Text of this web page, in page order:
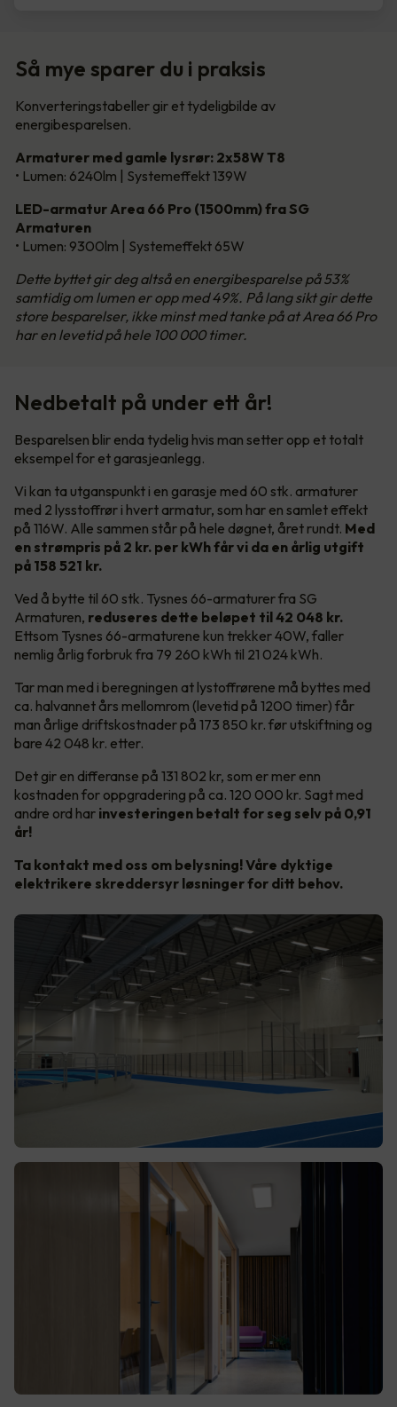
Så mye sparer du i praksis
Konverteringstabeller gir et tydeligbilde av
energibesparelsen.
Armaturer med gamle lysrør: 2x58W T8
• Lumen: 6240lm | Systemeffekt 139W
LED-armatur Area 66 Pro (1500mm) fra SG
Armaturen
• Lumen: 9300lm | Systemeffekt 65W
Dette byttet gir deg altså en energibesparelse på 53%
samtidig om lumen er opp med 49%. På lang sikt gir dette
store besparelser, ikke minst med tanke på at Area 66 Pro
har en levetid på hele 100 000 timer.
Nedbetalt på under ett år!
Besparelsen blir enda tydelig hvis man setter opp et totalt
eksempel for et garasjeanlegg.
Vi kan ta utganspunkt i en garasje med 60 stk. armaturer
med 2 lysstoffrør i hvert armatur, som har en samlet effekt
på 116W. Alle sammen står på hele døgnet, året rundt. Med
en strømpris på 2 kr. per kWh får vi da en årlig utgift
på 158 521 kr.
Ved å bytte til 60 stk. Tysnes 66-armaturer fra SG
Armaturen, reduseres dette beløpet til 42 048 kr.
Ettsom Tysnes 66-armaturene kun trekker 40W, faller
nemlig årlig forbruk fra 79 260 kWh til 21 024 kWh.
Tar man med i beregningen at lystoffrørene må byttes med
ca. halvannet års mellomrom (levetid på 1200 timer) får
man årlige driftskostnader på 173 850 kr. før utskiftning og
bare 42 048 kr. etter.
Det gir en differanse på 131 802 kr, som er mer enn
kostnaden for oppgradering på ca. 120 000 kr. Sagt med
andre ord har investeringen betalt for seg selv på 0,91
år!
Ta kontakt med oss om belysning! Våre dyktige
elektrikere skreddersyr løsninger for ditt behov.